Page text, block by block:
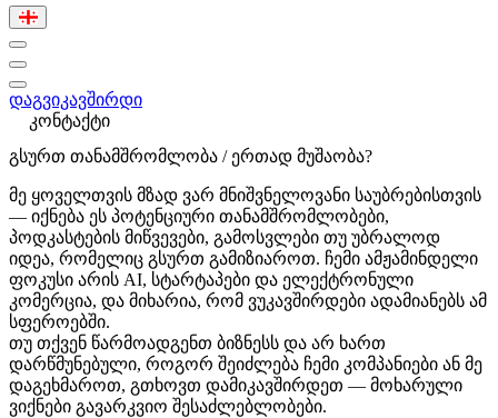
დაგვიკავშირდი
კონტაქტი
გსურთ თანამშრომლობა / ერთად მუშაობა?
მე ყოველთვის მზად ვარ მნიშვნელოვანი საუბრებისთვის
— იქნება ეს პოტენციური თანამშრომლობები,
პოდკასტების მიწვევები, გამოსვლები თუ უბრალოდ
იდეა, რომელიც გსურთ გამიზიაროთ. ჩემი ამჟამინდელი
ფოკუსი არის AI, სტარტაპები და ელექტრონული
კომერცია, და მიხარია, რომ ვუკავშირდები ადამიანებს ამ
სფეროებში.
თუ თქვენ წარმოადგენთ ბიზნესს და არ ხართ
დარწმუნებული, როგორ შეიძლება ჩემი კომპანიები ან მე
დაგეხმაროთ, გთხოვთ დამიკავშირდეთ — მოხარული
ვიქნები გავარკვიო შესაძლებლობები.